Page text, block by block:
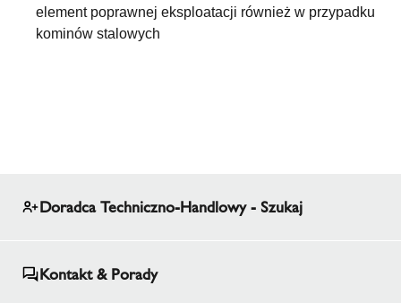
element poprawnej eksploatacji również w przypadku
kominów stalowych
Doradca Techniczno-Handlowy - Szukaj
Kontakt & Porady